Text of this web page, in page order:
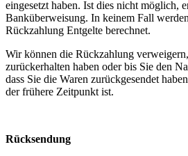
eingesetzt haben. Ist dies nicht möglich,
Banküberweisung. In keinem Fall
Rückzahlung Entgelte berechnet.
Wir können die Rückzahlung
zurückerhalten haben oder bis Sie den
dass Sie die Waren zurückgesendet
der frühere Zeitpunkt ist.
Rücksendung